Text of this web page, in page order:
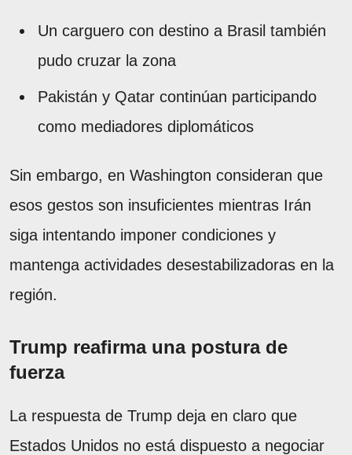
Un carguero con destino a Brasil también
pudo cruzar la zona
Pakistán y Qatar continúan participando
como mediadores diplomáticos
Sin embargo, en Washington consideran que
esos gestos son insuficientes mientras Irán
siga intentando imponer condiciones y
mantenga actividades desestabilizadoras en la
región.
Trump reafirma una postura de
fuerza
La respuesta de Trump deja en claro que
Estados Unidos no está dispuesto a negociar